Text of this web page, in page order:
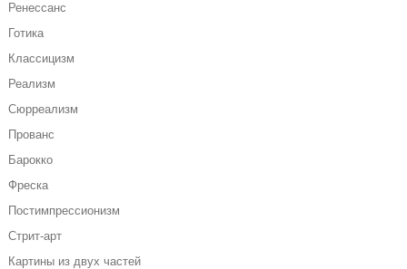
Ренессанс
Готика
Классицизм
Реализм
Сюрреализм
Прованс
Барокко
Фреска
Постимпрессионизм
Стрит-арт
Картины из двух частей